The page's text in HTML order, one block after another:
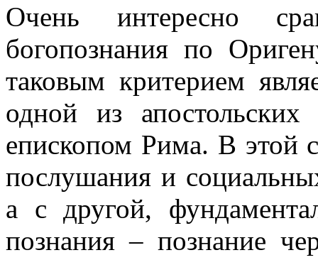
Очень интересно
богопознания по
таковым критерием
одной из
епископом Рима. В этой
послушания и
а с другой,
познания – познание